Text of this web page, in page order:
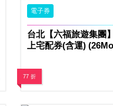
電子券
台北【六福旅遊集團
上宅配券(含運)
77 折